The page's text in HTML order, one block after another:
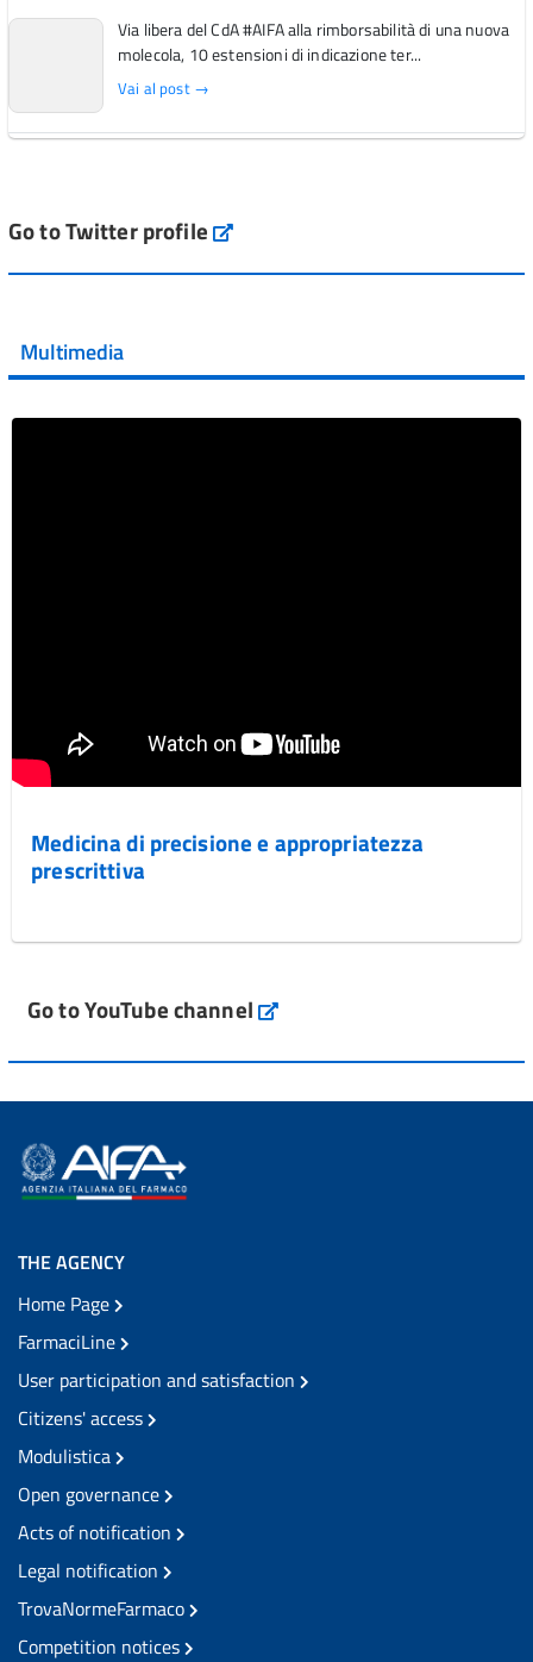
Via libera del CdA #AIFA alla rimborsabilità di una nuova
molecola, 10 estensioni di indicazione ter...
Vai al post →
Vai al post →
Vai al post →
Go to Twitter profile aifa_ufficiale
Multimedia
Medicina di precisione e appropriatezza
prescrittiva
Go to YouTube channel
THE AGENCY
Home Page
FarmaciLine
User participation and satisfaction
Citizens' access
Modulistica
Open governance
Acts of notification
Legal notification
TrovaNormeFarmaco
Competition notices